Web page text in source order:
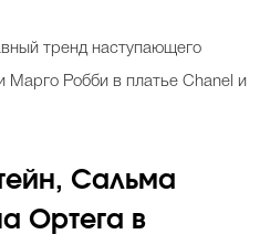
тренд наступающего
Марго Робби в платье Chanel и
Сальма
Ортега в